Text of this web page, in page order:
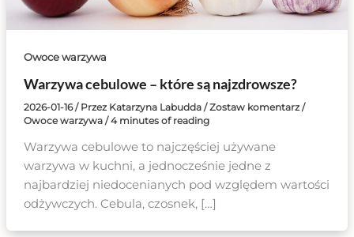
Owoce warzywa
Warzywa cebulowe – które są najzdrowsze?
2026-01-16/ Przez Katarzyna Labudda /Zostaw komentarz /
Owoce warzywa/4 minutes of reading
Warzywa cebulowe to najczęściej używane
warzywa w kuchni, a jednocześnie jedne z
najbardziej niedocenianych pod względem wartości
odżywczych. Cebula, czosnek, […]